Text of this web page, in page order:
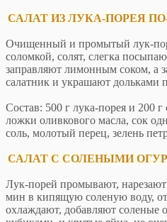
САЛАТ ИЗ ЛУКА-ПОРЕЯ
Очищенный и промытый лук-
соломкой, солят, слегка
заправляют лимонным соком, а
салатник и украшают дольками
Состав: 500 г лука-порея и 200
ложки оливкового масла, сок
соль, молотый перец, зелень
САЛАТ С СОЛЕНЫМИ
Лук-порей промывают,
мин в кипящую соленую воду,
охлаждают, добавляют соленые